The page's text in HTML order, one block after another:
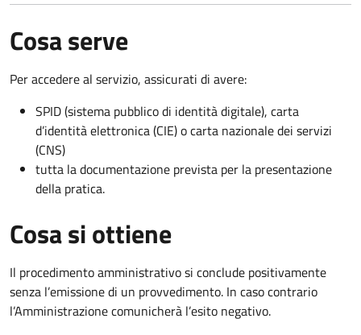
Cosa serve
Per accedere al servizio, assicurati di avere:
SPID (sistema pubblico di identità digitale), carta
d’identità elettronica (CIE) o carta nazionale dei servizi
(CNS)
tutta la documentazione prevista per la presentazione
della pratica.
Cosa si ottiene
Il procedimento amministrativo si conclude positivamente
senza l’emissione di un provvedimento. In caso contrario
l’Amministrazione comunicherà l’esito negativo.